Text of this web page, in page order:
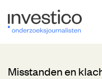
Misstanden en